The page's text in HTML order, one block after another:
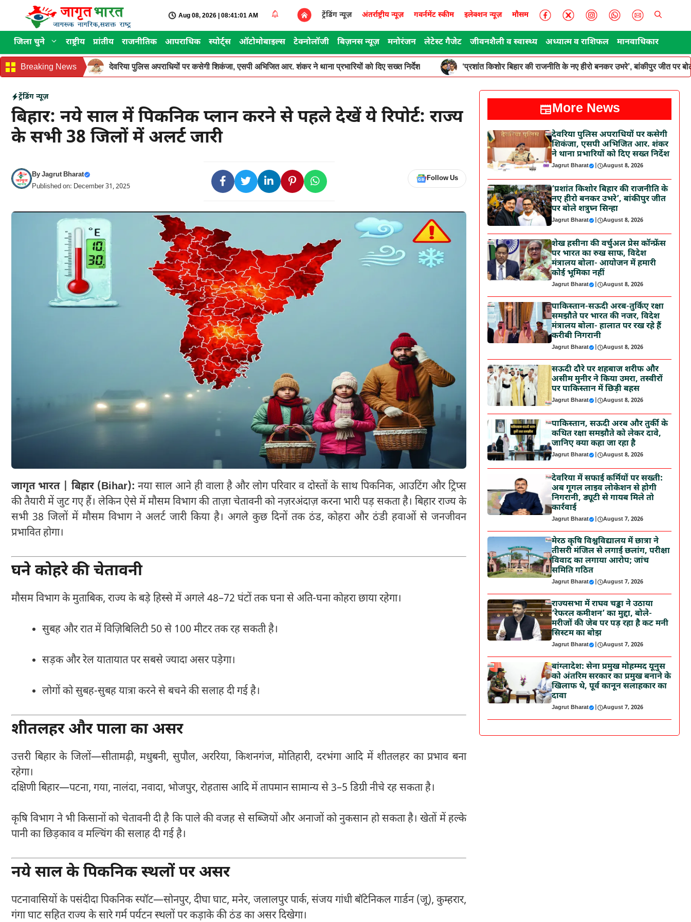
content
Aug 08, 2026 | 08:41:01 AM ट्रेंडिंग न्यूज़ अंतर्राष्ट्रीय न्यूज़ गवर्नमेंट स्कीम इलेक्शन न्यूज़ मौसम
जिला चुने राष्ट्रीय प्रांतीय राजनीतिक आपराधिक स्पोर्ट्स ऑटोमोबाइल्स टेक्नोलॉजी बिज़नस न्यूज़ मनोरंजन लेटेस्ट गैजेट जीवनशैली व स्वास्थ्य अध्यात्म व राशिफल मानवाधिकार
Breaking News देवरिया पुलिस अपराधियों पर कसेगी शिकंजा, एसपी अभिजित आर. शंकर ने थाना प्रभारियों को दिए सख्त निर्देश ‘प्रशांत किशोर बिहार की राजनीति के नए हीरो बनकर उभरे’, बांकीपुर जीत पर
ट्रेंडिंग न्यूज़
बिहार: नये साल में पिकनिक प्लान करने से पहले देखें ये रिपोर्ट: राज्य
के सभी 38 जिलों में अलर्ट जारी
ByJagrut Bharat
Published on: December 31, 2025
Follow Us
जागृत भारत | बिहार (Bihar): नया साल आने ही वाला है और लोग परिवार व दोस्तों के साथ पिकनिक, आउटिंग और ट्रिप्स
की तैयारी में जुट गए हैं। लेकिन ऐसे में मौसम विभाग की ताज़ा चेतावनी को नज़रअंदाज़ करना भारी पड़ सकता है। बिहार राज्य के
सभी 38 जिलों में मौसम विभाग ने अलर्ट जारी किया है। अगले कुछ दिनों तक ठंड, कोहरा और ठंडी हवाओं से जनजीवन
प्रभावित होगा।
घने कोहरे की चेतावनी
मौसम विभाग के मुताबिक, राज्य के बड़े हिस्से में अगले 48–72 घंटों तक घना से अति-घना कोहरा छाया रहेगा।
सुबह और रात में विज़िबिलिटी 50 से 100 मीटर तक रह सकती है।
सड़क और रेल यातायात पर सबसे ज्यादा असर पड़ेगा।
लोगों को सुबह-सुबह यात्रा करने से बचने की सलाह दी गई है।
शीतलहर और पाला का असर
उत्तरी बिहार के जिलों—सीतामढ़ी, मधुबनी, सुपौल, अररिया, किशनगंज, मोतिहारी, दरभंगा आदि में शीतलहर का प्रभाव बना
रहेगा।
दक्षिणी बिहार—पटना, गया, नालंदा, नवादा, भोजपुर, रोहतास आदि में तापमान सामान्य से 3–5 डिग्री नीचे रह सकता है।
कृषि विभाग ने भी किसानों को चेतावनी दी है कि पाले की वजह से सब्जियों और अनाजों को नुकसान हो सकता है। खेतों में हल्के
पानी का छिड़काव व मल्चिंग की सलाह दी गई है।
नये साल के पिकनिक स्थलों पर असर
पटनावासियों के पसंदीदा पिकनिक स्पॉट—सोनपुर, दीघा घाट, मनेर, जलालपुर पार्क, संजय गांधी बॉटेनिकल गार्डन (जू), कुम्हरार,
गंगा घाट सहित राज्य के सारे गर्म पर्यटन स्थलों पर कड़ाके की ठंड का असर दिखेगा।
More News
देवरिया पुलिस अपराधियों पर कसेगी
शिकंजा, एसपी अभिजित आर. शंकर
ने थाना प्रभारियों को दिए सख्त निर्देश
Jagrut Bharat | August 8, 2026
‘प्रशांत किशोर बिहार की राजनीति के
नए हीरो बनकर उभरे’, बांकीपुर जीत
पर बोले शत्रुघ्न सिन्हा
Jagrut Bharat | August 8, 2026
शेख हसीना की वर्चुअल प्रेस कॉन्फ्रेंस
पर भारत का रुख साफ, विदेश
मंत्रालय बोला- आयोजन में हमारी
कोई भूमिका नहीं
Jagrut Bharat | August 8, 2026
पाकिस्तान-सऊदी अरब-तुर्किए रक्षा
समझौते पर भारत की नजर, विदेश
मंत्रालय बोला- हालात पर रख रहे हैं
करीबी निगरानी
Jagrut Bharat | August 8, 2026
सऊदी दौरे पर शहबाज शरीफ और
असीम मुनीर ने किया उमरा, तस्वीरों
पर पाकिस्तान में छिड़ी बहस
Jagrut Bharat | August 8, 2026
पाकिस्तान, सऊदी अरब और तुर्की के
कथित रक्षा समझौते को लेकर दावे,
जानिए क्या कहा जा रहा है
Jagrut Bharat | August 8, 2026
देवरिया में सफाई कर्मियों पर सख्ती:
अब गूगल लाइव लोकेशन से होगी
निगरानी, ड्यूटी से गायब मिले तो
कार्रवाई
Jagrut Bharat | August 7, 2026
मेरठ कृषि विश्वविद्यालय में छात्रा ने
तीसरी मंजिल से लगाई छलांग, परीक्षा
विवाद का लगाया आरोप; जांच
समिति गठित
Jagrut Bharat | August 7, 2026
राज्यसभा में राघव चड्ढा ने उठाया
‘रेफरल कमीशन’ का मुद्दा, बोले-
मरीजों की जेब पर पड़ रहा है कट मनी
सिस्टम का बोझ
Jagrut Bharat | August 7, 2026
बांग्लादेश: सेना प्रमुख मोहम्मद यूनुस
को अंतरिम सरकार का प्रमुख बनाने के
खिलाफ थे, पूर्व कानून सलाहकार का
दावा
Jagrut Bharat | August 7, 2026